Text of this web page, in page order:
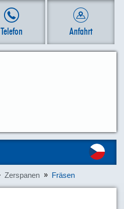
Telefon Anfahrt
Zerspanen Fräsen